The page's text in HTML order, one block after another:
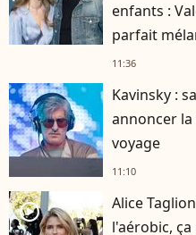
enfants :
parfait
11:36
Kavinsky :
annoncer
voyage
11:10
player2
Alice
l'aérobic,